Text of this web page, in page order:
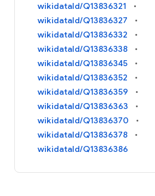
wikidataId/Q13836321
wikidataId/Q13836327
wikidataId/Q13836332
wikidataId/Q13836338
wikidataId/Q13836345
wikidataId/Q13836352
wikidataId/Q13836359
wikidataId/Q13836363
wikidataId/Q13836370
wikidataId/Q13836378
wikidataId/Q13836386